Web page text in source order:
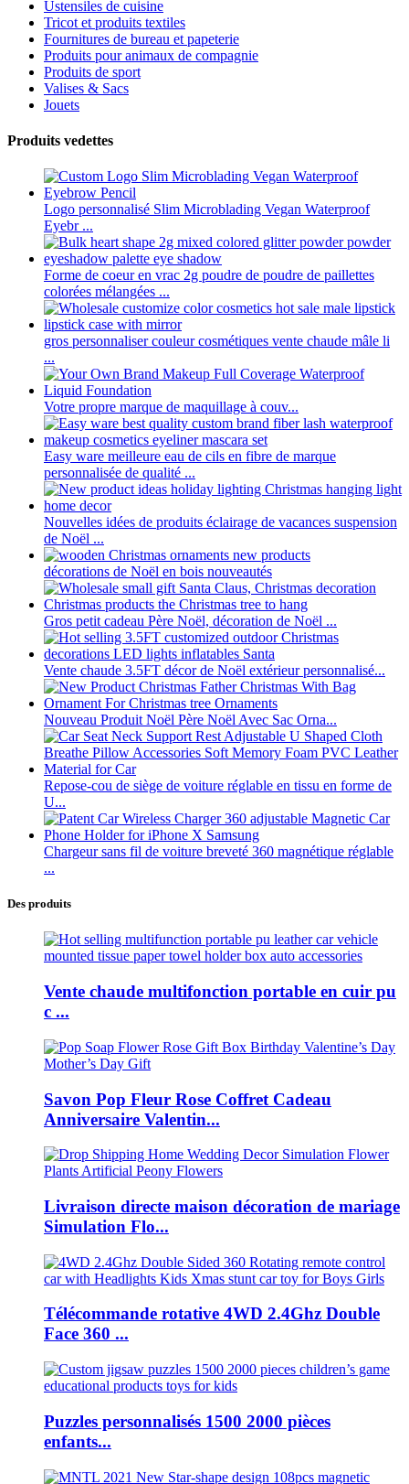
Ustensiles de cuisine
Tricot et produits textiles
Fournitures de bureau et papeterie
Produits pour animaux de compagnie
Produits de sport
Valises & Sacs
Jouets
Produits vedettes
Logo personnalisé Slim Microblading Vegan Waterproof
Eyebr ...
Forme de coeur en vrac 2g poudre de poudre de paillettes
colorées mélangées ...
gros personnaliser couleur cosmétiques vente chaude mâle li
...
Votre propre marque de maquillage à couv...
Easy ware meilleure eau de cils en fibre de marque
personnalisée de qualité ...
Nouvelles idées de produits éclairage de vacances suspension
de Noël ...
décorations de Noël en bois nouveautés
Gros petit cadeau Père Noël, décoration de Noël ...
Vente chaude 3.5FT décor de Noël extérieur personnalisé...
Nouveau Produit Noël Père Noël Avec Sac Orna...
Repose-cou de siège de voiture réglable en tissu en forme de
U...
Chargeur sans fil de voiture breveté 360 magnétique réglable
...
Des produits
Vente chaude multifonction portable en cuir pu
c ...
Savon Pop Fleur Rose Coffret Cadeau
Anniversaire Valentin...
Livraison directe maison décoration de mariage
Simulation Flo...
Télécommande rotative 4WD 2.4Ghz Double
Face 360 ​​...
Puzzles personnalisés 1500 2000 pièces
enfants...